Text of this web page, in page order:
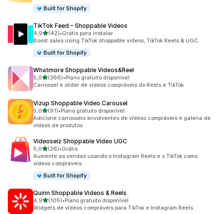
Built for Shopify
TikTok Feed – Shoppable Videos
4,9de 5 estrelas
(42)
42 avaliações ao todo
•Grátis para instalar
Boost sales using TikTok shoppable videos, TikTok Reels & UGC
Built for Shopify
Whatmore Shoppable Videos&Reel
5,0de 5 estrelas
(366)
366 avaliações ao todo
•Plano gratuito disponível
Carrossel e slider de vídeos compráveis do Reels e TikTok
Vizup Shoppable Video Carousel
5,0de 5 estrelas
(91)
91 avaliações ao todo
•Plano gratuito disponível
Adicione carrosséis envolventes de vídeos compráveis e galeria de
vídeos de produtos
Videoselz Shoppable Video UGC
5,0de 5 estrelas
(26)
26 avaliações ao todo
•Grátis
Aumente as vendas usando o Instagram Reels e o TikTok como
vídeos compráveis
Built for Shopify
Quinn Shoppable Videos & Reels
4,9de 5 estrelas
(105)
105 avaliações ao todo
•Plano gratuito disponível
Widgets de vídeos compráveis para TikTok e Instagram Reels